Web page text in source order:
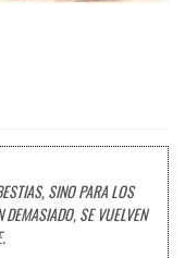
SINO PARA LOS
SE VUELVEN